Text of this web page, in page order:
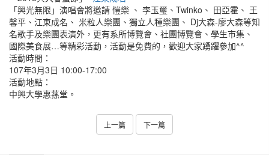
「興光無限」演唱會將邀請 愷樂 、 李玉璽、Twinko、 田亞霍、 王
馨平、江東成名、 米粒人樂團、獨立人種樂團、 Dj大森-廖大森等知
名歌手及樂團表演外，更有系所博覽會、社團博覽會、學生市集、
國際美食展…等精彩活動，活動是免費的，歡迎大家踴躍參加^^
活動時間：
107年3月3日 10:00-17:00
活動地點：
中興大學惠蓀堂。
上一篇 下一篇